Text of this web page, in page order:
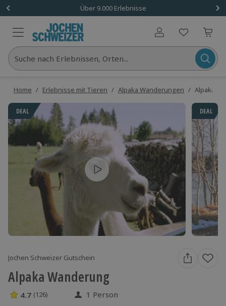
Über 9.000 Erlebnisse
Benutzerkonto
Suche nach Erlebnissen, Orten...
Home / Erlebnisse mit Tieren / Alpaka Wanderungen / Alpaka
DEAL DEAL
Jochen Schweizer Gutschein
Alpaka Wanderung
4.7 Sterne von 5 aus 126 Bewertungen
4.7 (126) 1 Person